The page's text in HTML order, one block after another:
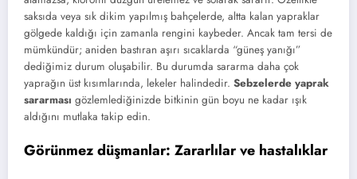
saksıda veya sık dikim yapılmış bahçelerde, altta kalan yapraklar
gölgede kaldığı için zamanla rengini kaybeder. Ancak tam tersi de
mümkündür; aniden bastıran aşırı sıcaklarda “güneş yanığı”
dediğimiz durum oluşabilir. Bu durumda sararma daha çok
yaprağın üst kısımlarında, lekeler halindedir. Sebzelerde yaprak
sararması gözlemlediğinizde bitkinin gün boyu ne kadar ışık
aldığını mutlaka takip edin.
Görünmez düşmanlar: Zararlılar ve hastalıklar